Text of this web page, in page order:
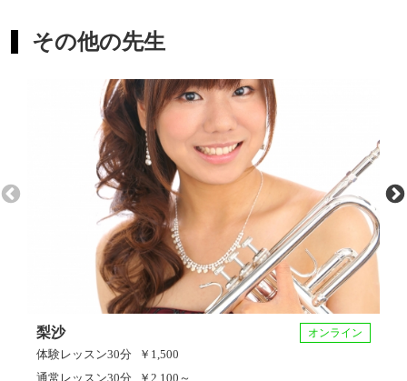
その他の先生
梨沙 オンライン
体験レッスン30分
￥1,500
通常レッスン30分 ￥2,100～